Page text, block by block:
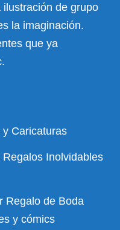
de grupo
la imaginación.
que ya
Caricaturas
Inolvidables
Regalo de Boda
y cómics